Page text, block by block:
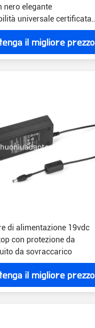
nero elegante
universale certificata
il migliore prezzo
di alimentazione 19vdc
con protezione da
da sovraccarico
il migliore prezzo